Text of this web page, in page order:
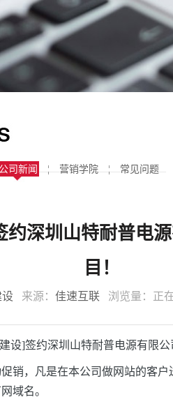
公司新闻 ¦ 营销学院 ¦ 常见问题
约深圳山特耐普电
目！
设 来源： 佳速互联 浏览量： 正
设]签约深圳山特耐普电源有限
销，凡是在本公司做网站的客户
域名。